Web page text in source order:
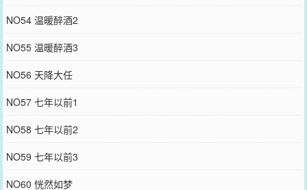
NO54 温暖醉酒2
NO55 温暖醉酒3
NO56 天降大任
NO57 七年以前1
NO58 七年以前2
NO59 七年以前3
NO60 恍然如梦